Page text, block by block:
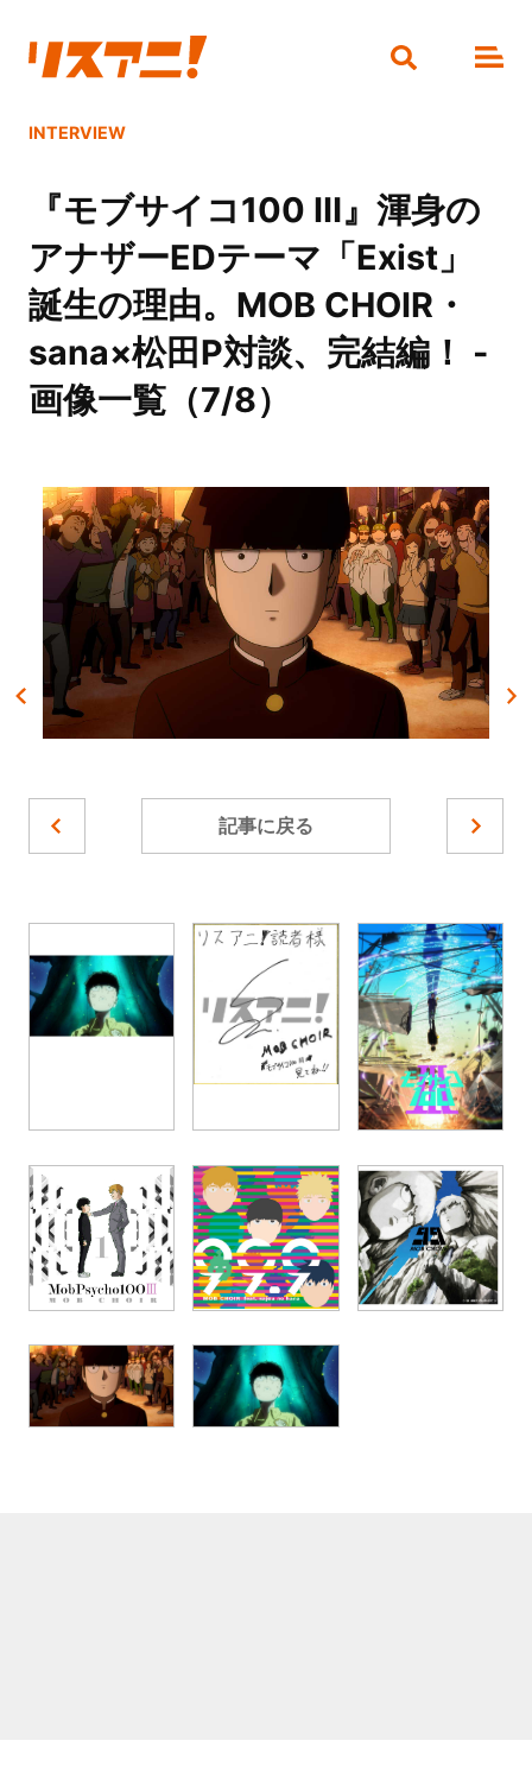
INTERVIEW
『モブサイコ100 Ⅲ』渾身の
アナザーEDテーマ「Exist」
誕生の理由。MOB CHOIR・
sana×松田P対談、完結編！ -
画像一覧（7/8）
記事に戻る